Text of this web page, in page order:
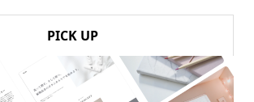
PICK UP